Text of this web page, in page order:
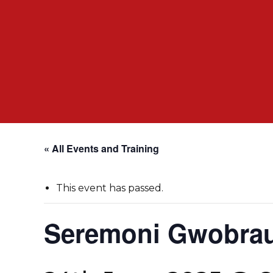
« All Events and Training
This event has passed.
Seremoni